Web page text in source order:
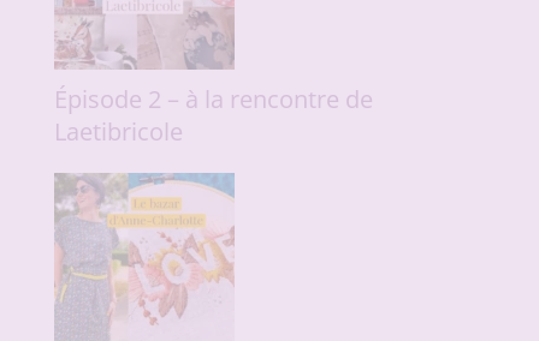
Épisode 2 – à la rencontre de
Laetibricole